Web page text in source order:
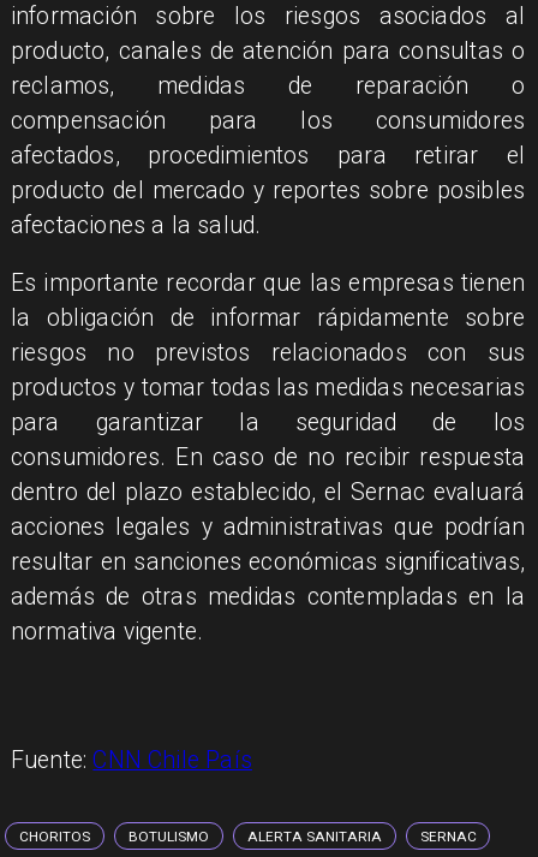
información sobre los riesgos asociados al
producto, canales de atención para consultas o
reclamos, medidas de reparación o
compensación para los consumidores
afectados, procedimientos para retirar el
producto del mercado y reportes sobre posibles
afectaciones a la salud.
Es importante recordar que las empresas tienen
la obligación de informar rápidamente sobre
riesgos no previstos relacionados con sus
productos y tomar todas las medidas necesarias
para garantizar la seguridad de los
consumidores. En caso de no recibir respuesta
dentro del plazo establecido, el Sernac evaluará
acciones legales y administrativas que podrían
resultar en sanciones económicas significativas,
además de otras medidas contempladas en la
normativa vigente.
Fuente:CNN Chile País
CHORITOS BOTULISMO ALERTA SANITARIA SERNAC